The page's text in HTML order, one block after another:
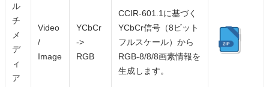
ル
チ
メ
デ
ィ
ア
Video
/
Image
YCbCr
->
RGB
CCIR-601.1に基づく
YCbCr信号（8ビット
フルスケール）から
RGB-8/8/8画素情報を
生成します。